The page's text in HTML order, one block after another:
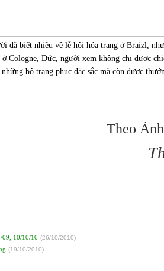
đã biết nhiều về lễ hội hóa trang ở Braizl,
ở Cologne, Đức, người xem không chỉ được
những bộ trang phục đặc sắc mà còn được
Theo
09, 10/10/10 (26/10/2010)
(19/10/2010)